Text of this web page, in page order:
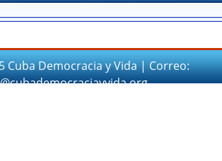
Cuba Democracia y Vida | Correo: